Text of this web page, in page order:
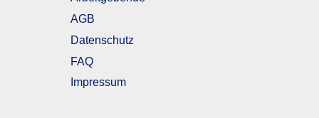
AGB
Datenschutz
FAQ
Impressum